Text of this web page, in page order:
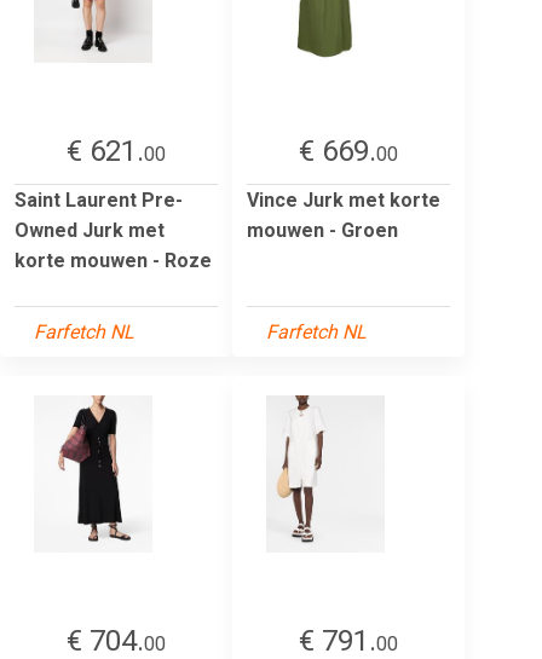
€ 621.00
Saint Laurent Pre-
Owned Jurk met
korte mouwen - Roze
Farfetch NL
€ 669.00
Vince Jurk met korte
mouwen - Groen
Farfetch NL
€ 704.00
€ 791.00